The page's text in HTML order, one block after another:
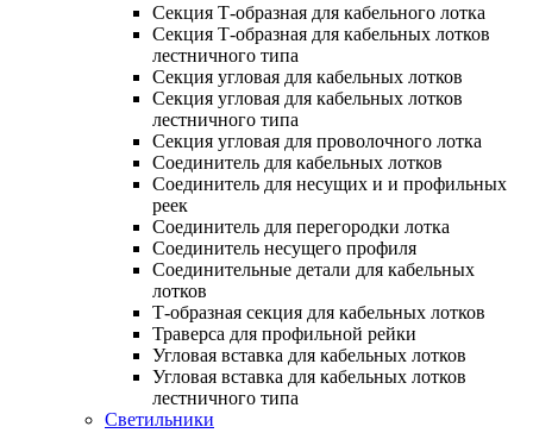
Секция Т-образная для кабельного лотка
Секция Т-образная для кабельных лотков
лестничного типа
Секция угловая для кабельных лотков
Секция угловая для кабельных лотков
лестничного типа
Секция угловая для проволочного лотка
Соединитель для кабельных лотков
Соединитель для несущих и и профильных
реек
Соединитель для перегородки лотка
Соединитель несущего профиля
Соединительные детали для кабельных
лотков
Т-образная секция для кабельных лотков
Траверса для профильной рейки
Угловая вставка для кабельных лотков
Угловая вставка для кабельных лотков
лестничного типа
Светильники